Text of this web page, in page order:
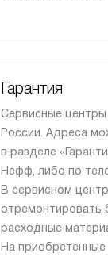
Гарантия
Сервисные центры
России. Адреса
в разделе
Нефф, либо по
В сервисном
отремонтировать
расходные
На